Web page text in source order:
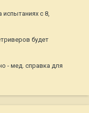
с 8,
будет
- мед. справка для